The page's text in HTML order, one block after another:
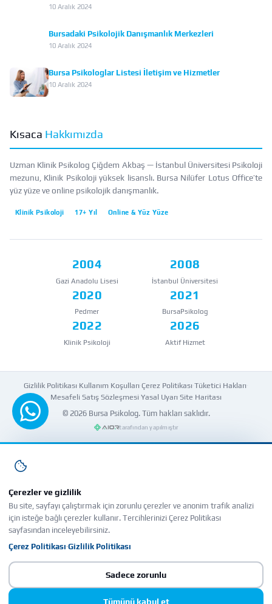
10 Aralık 2024
Bursadaki Psikolojik Danışmanlık Merkezleri
10 Aralık 2024
Bursa Psikologlar Listesi İletişim ve Hizmetler
10 Aralık 2024
Kısaca Hakkımızda
Uzman Klinik Psikolog Çiğdem Akbaş — İstanbul Üniversitesi Psikoloji
mezunu, Klinik Psikoloji yüksek lisanslı. Bursa Nilüfer Lotus Office’te
yüz yüze ve online psikolojik danışmanlık.
Klinik Psikoloji 17+ Yıl Online & Yüz Yüze
2004
Gazi Anadolu Lisesi
2008
İstanbul Üniversitesi
2020
Pedmer
2021
BursaPsikolog
2022
Klinik Psikoloji
2026
Aktif Hizmet
Gizlilik Politikası Kullanım Koşulları Çerez Politikası Tüketici Hakları
Mesafeli Satış Sözleşmesi Yasal Uyarı Site Haritası
© 2026 Bursa Psikolog. Tüm hakları saklıdır.
tarafından yapılmıştır
WhatsApp'tan yazın
Çerezler ve gizlilik
Bu site, sayfayı çalıştırmak için zorunlu çerezler ve anonim trafik analizi
için isteğe bağlı çerezler kullanır. Tercihlerinizi Çerez Politikası
sayfasından inceleyebilirsiniz.
Çerez Politikası·Gizlilik Politikası
Sadece zorunlu
Tümünü kabul et